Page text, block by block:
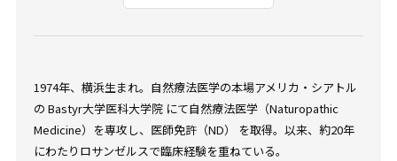
1974年、横浜生まれ。自然療法医学の本場アメリカ・シアトル
の Bastyr大学医科大学院 にて自然療法医学（Naturopathic
Medicine）を専攻し、医師免許（ND） を取得。以来、約20年
にわたりロサンゼルスで臨床経験を重ねている。